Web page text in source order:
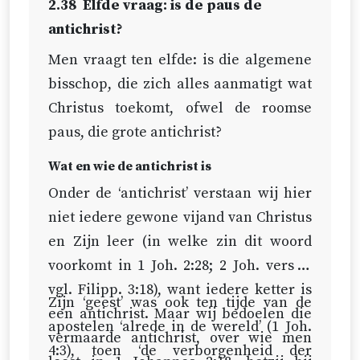
Durandus in
officiorum
(De theorie van de
Goddelijke ambten), boek 2,
hoofdstuk 1). Hetzelfde geldt voor
de waardigheden van
kardinalen en pausen.
Het volgende blijft echter staan:
Alle dienaars moeten door
Christus aangesteld worden
in de kerk ( 1 Kor. 12:28;Ef.
4:11), insgelijks door de
Heilige Geest (Hand. 13:2;
2.38 Elfde vraag: is de paus de
antichrist?
Men vraagt ten elfde: is die algemene
bisschop, die zich alles aanmatigt wat
Christus toekomt, ofwel de roomse
paus, die grote antichrist?
Wat en wie de antichrist is
Onder de ‘antichrist’ verstaan wij hier
niet iedere gewone vijand van Christus
en Zijn leer (in welke zin dit woord
voorkomt in 1 Joh. 2:28; 2 Joh. vers 7;
vgl. Filipp. 3:18), want iedere ketter is
een antichrist. Maar wij bedoelen die
vermaarde antichrist, over wie men
Zijn ‘geest’ was ook ten tijde van de
apostelen ‘alrede in de wereld’ (1 Joh.
4:3), toen ‘de verborgenheid der